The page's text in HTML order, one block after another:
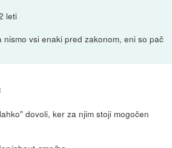
leti
vsi enaki pred zakonom, eni so pač
dovoli, ker za njim stoji mogočen